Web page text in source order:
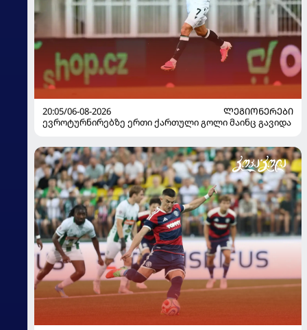
20:05/06-08-2026
ᲚᲔᲒᲘᲝᲜᲔᲠᲔᲑᲘ
ევროტურნირებზე ერთი ქართული გოლი მაინც გავიდა